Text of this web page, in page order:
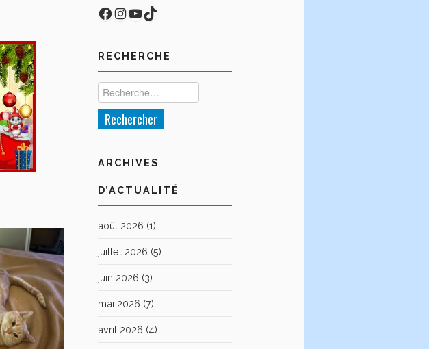
Facebook
Compte Instagram
YouTube
TikTok
RECHERCHE
ARCHIVES
D’ACTUALITÉ
août 2026 (1)
juillet 2026 (5)
juin 2026 (3)
mai 2026 (7)
avril 2026 (4)